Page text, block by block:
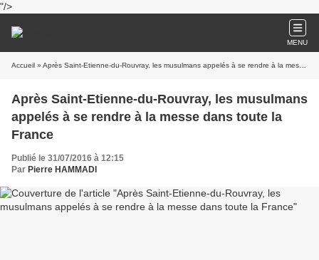
"/>
MENU
Accueil » Après Saint-Etienne-du-Rouvray, les musulmans appelés à se rendre à la messe dans toute la France
Après Saint-Etienne-du-Rouvray, les musulmans
appelés à se rendre à la messe dans toute la
France
Publié le 31/07/2016 à 12:15
Par Pierre HAMMADI